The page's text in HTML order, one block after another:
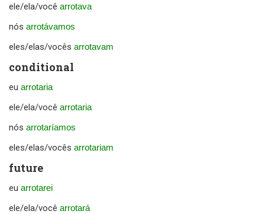
ele/ela/você arrotava
nós arrotávamos
eles/elas/vocês arrotavam
conditional
eu arrotaria
ele/ela/você arrotaria
nós arrotaríamos
eles/elas/vocês arrotariam
future
eu arrotarei
ele/ela/você arrotará